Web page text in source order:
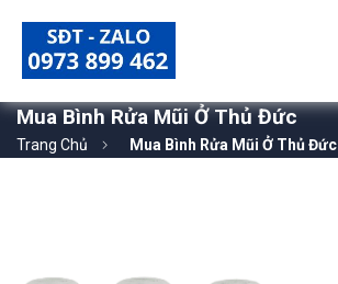
Mua Bình Rửa Mũi Ở Thủ Đức
Trang Chủ Mua Bình Rửa Mũi Ở Thủ Đức